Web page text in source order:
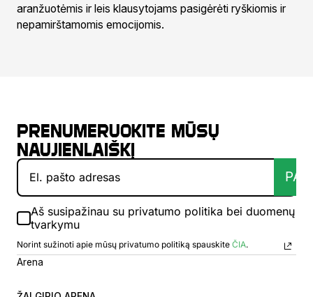
aranžuotėmis ir leis klausytojams pasigėrėti ryškiomis ir
nepamirštamomis emocijomis.
Prenumeruokite mūsų
naujienlaiškį
Aš susipažinau su privatumo politika bei duomenų
tvarkymu
Norint sužinoti apie mūsų privatumo politiką spauskite ČIA.
Arena